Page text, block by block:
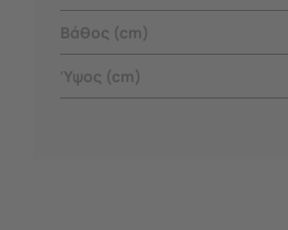
Βάθος (cm)
Ύψος (cm)